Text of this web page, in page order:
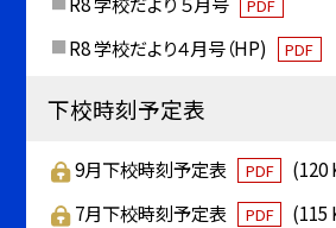
PDF
R8 学校だより４月号（HP) PDF
下校時刻予定表
9月下校時刻予定表 PDF
(120
7月下校時刻予定表
PDF
(115